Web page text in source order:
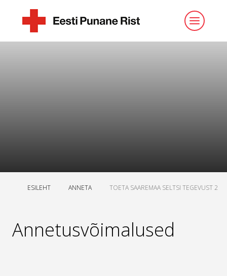
ESILEHT ANNETA TOETA SAAREMAA SELTSI TEGEVUST 2
Annetusvõimalused